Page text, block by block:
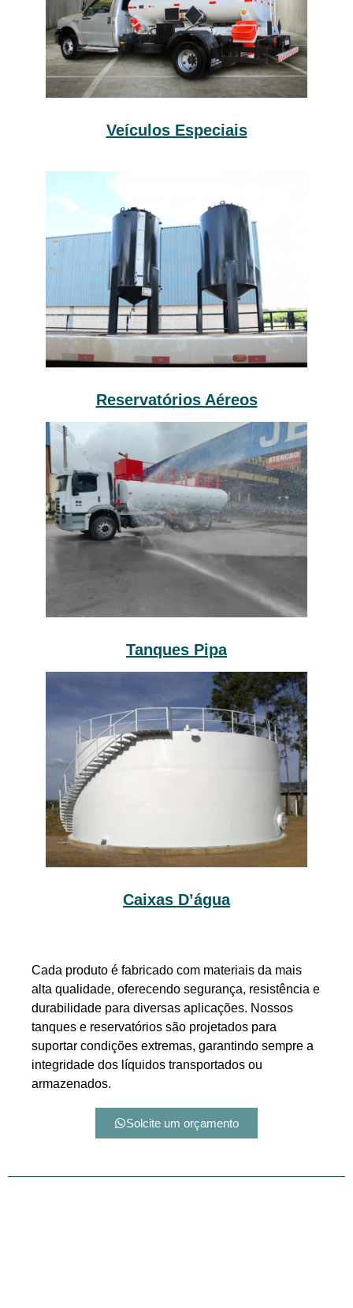
Veículos Especiais
Reservatórios Aéreos
Tanques Pipa
Caixas D’água
Cada produto é fabricado com materiais da mais
alta qualidade, oferecendo segurança, resistência e
durabilidade para diversas aplicações. Nossos
tanques e reservatórios são projetados para
suportar condições extremas, garantindo sempre a
integridade dos líquidos transportados ou
armazenados.
Solcite um orçamento